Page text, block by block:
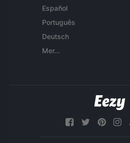
Español
Português
Deutsch
Mer...